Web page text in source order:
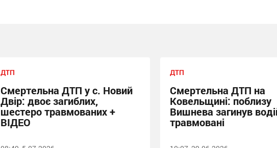
ДТП
Смертельна ДТП у с. Новий
Двір: двоє загиблих,
шестеро травмованих +
ВІДЕО
ДТП
Смертельна ДТП на
Ковельщині: поблизу
Вишнева загинув
травмовані